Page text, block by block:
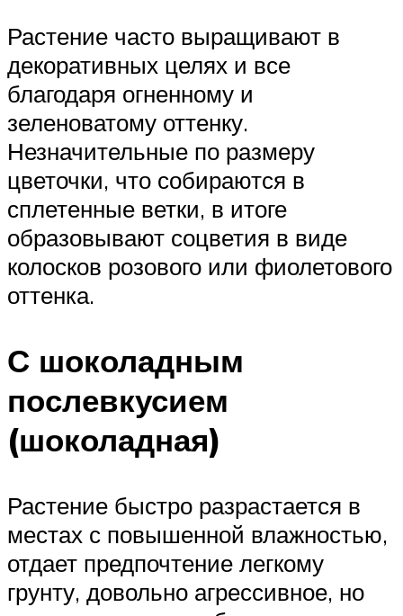
Растение часто выращивают в
декоративных целях и все
благодаря огненному и
зеленоватому оттенку.
Незначительные по размеру
цветочки, что собираются в
сплетенные ветки, в итоге
образовывают соцветия в виде
колосков розового или фиолетового
оттенка.
С шоколадным
послевкусием
(шоколадная)
Растение быстро разрастается в
местах с повышенной влажностью,
отдает предпочтение легкому
грунту, довольно агрессивное, но